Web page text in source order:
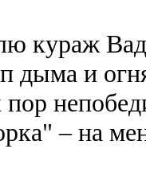
кураж
дыма и
– на